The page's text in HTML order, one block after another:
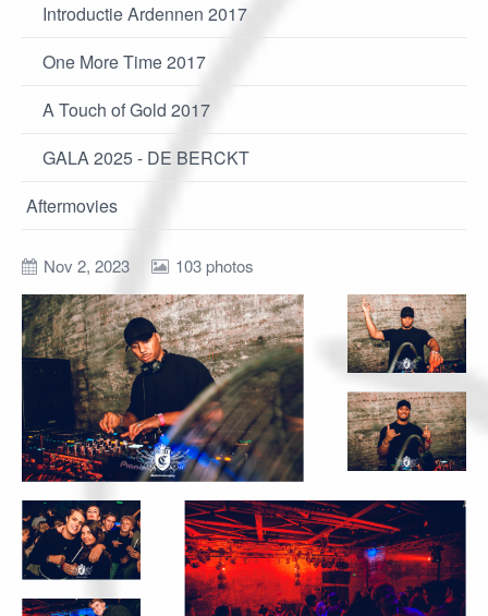
Introductie Ardennen 2017
One More Time 2017
A Touch of Gold 2017
GALA 2025 - DE BERCKT
Aftermovies
Nov 2, 2023 103 photos